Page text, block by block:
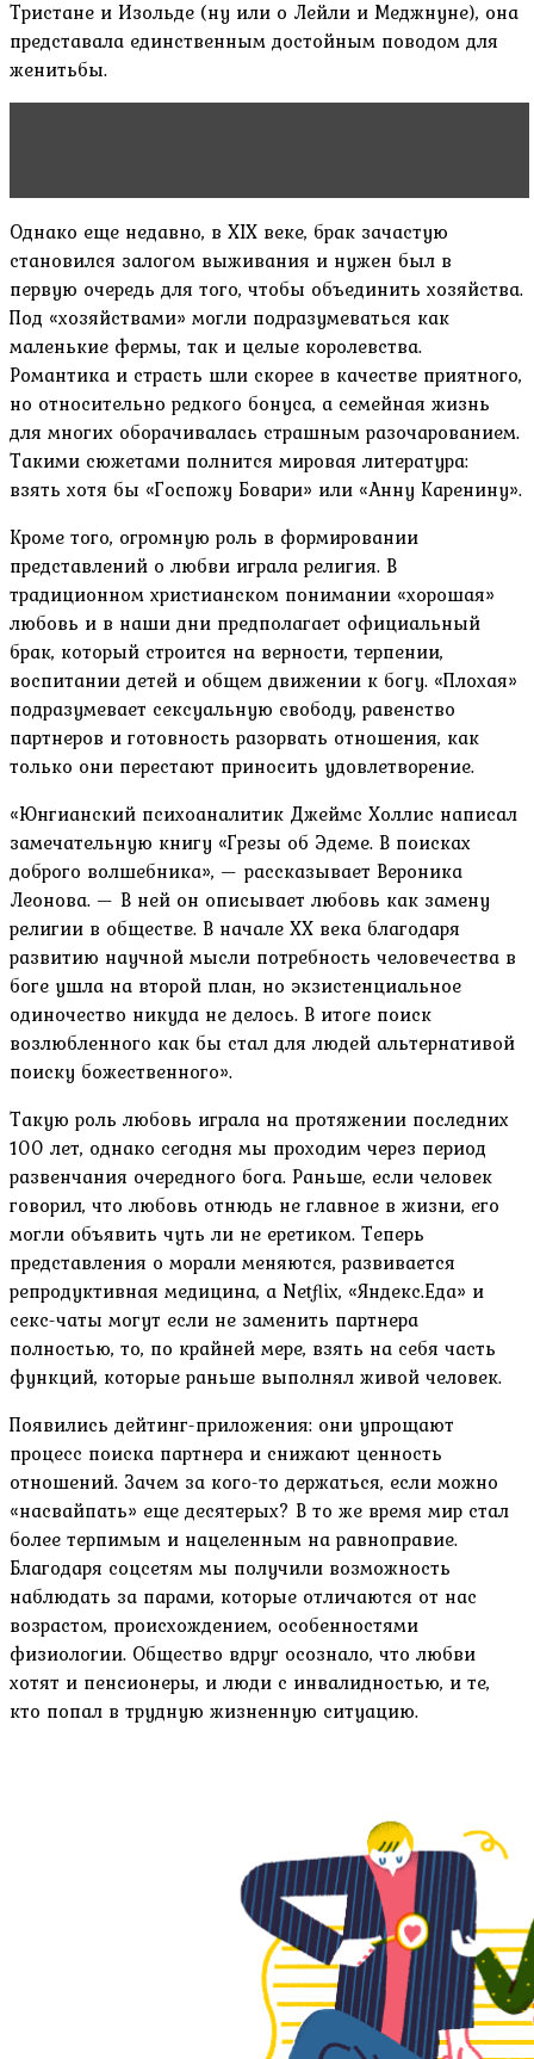
Тристане и Изольде (ну или о Лейли и Меджнуне), она
представала единственным достойным поводом для
женитьбы.
Однако еще недавно, в XIX веке, брак зачастую
становился залогом выживания и нужен был в
первую очередь для того, чтобы объединить хозяйства.
Под «хозяйствами» могли подразумеваться как
маленькие фермы, так и целые королевства.
Романтика и страсть шли скорее в качестве приятного,
но относительно редкого бонуса, а семейная жизнь
для многих оборачивалась страшным разочарованием.
Такими сюжетами полнится мировая литература:
взять хотя бы «Госпожу Бовари» или «Анну Каренину».
Кроме того, огромную роль в формировании
представлений о любви играла религия. В
традиционном христианском понимании «хорошая»
любовь и в наши дни предполагает официальный
брак, который строится на верности, терпении,
воспитании детей и общем движении к богу. «Плохая»
подразумевает сексуальную свободу, равенство
партнеров и готовность разорвать отношения, как
только они перестают приносить удовлетворение.
«Юнгианский психоаналитик Джеймс Холлис написал
замечательную книгу «Грезы об Эдеме. В поисках
доброго волшебника», — рассказывает Вероника
Леонова. — В ней он описывает любовь как замену
религии в обществе. В начале XX века благодаря
развитию научной мысли потребность человечества в
боге ушла на второй план, но экзистенциальное
одиночество никуда не делось. В итоге поиск
возлюбленного как бы стал для людей альтернативой
поиску божественного».
Такую роль любовь играла на протяжении последних
100 лет, однако сегодня мы проходим через период
развенчания очередного бога. Раньше, если человек
говорил, что любовь отнюдь не главное в жизни, его
могли объявить чуть ли не еретиком. Теперь
представления о морали меняются, развивается
репродуктивная медицина, а Netflix, «Яндекс.Еда» и
секс-чаты могут если не заменить партнера
полностью, то, по крайней мере, взять на себя часть
функций, которые раньше выполнял живой человек.
Появились дейтинг-приложения: они упрощают
процесс поиска партнера и снижают ценность
отношений. Зачем за кого-то держаться, если можно
«насвайпать» еще десятерых? В то же время мир стал
более терпимым и нацеленным на равноправие.
Благодаря соцсетям мы получили возможность
наблюдать за парами, которые отличаются от нас
возрастом, происхождением, особенностями
физиологии. Общество вдруг осознало, что любви
хотят и пенсионеры, и люди с инвалидностью, и те,
кто попал в трудную жизненную ситуацию.